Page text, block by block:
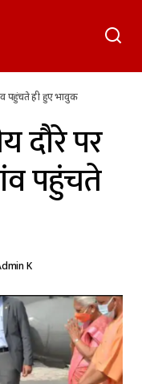
पहुंचते ही हुए भावुक
पहुंचते ही हुए भावुक
दौरे पर
पहुंचते
K